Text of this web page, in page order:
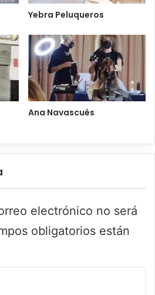
Yebra Peluqueros
Ana Navascués
electrónico no será
obligatorios están